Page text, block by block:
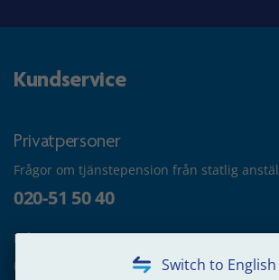
Switch to English
Kundservice
Privatpersoner
Frågor om tjänstepension från statlig
020-51 50 40
Frågor om utbetalning
020-65 00 65